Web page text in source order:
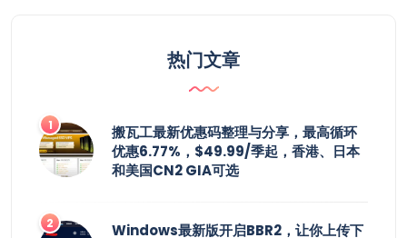
热门文章
搬瓦工最新优惠码整理与分享，最高循环
优惠6.77%，$49.99/季起，香港、日本
和美国CN2 GIA可选
Windows最新版开启BBR2，让你上传下